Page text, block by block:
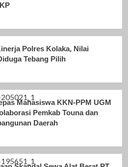
Polres Kolaka, Nilai
Tebang Pilih
Mahasiswa KKN-PPM UGM
Pemkab Touna dan
Daerah